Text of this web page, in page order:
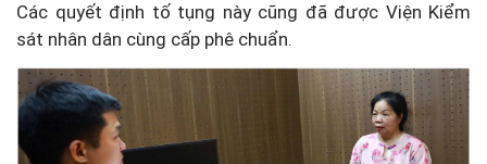
Các quyết định tố tụng này cũng đã được Viện Kiểm
sát nhân dân cùng cấp phê chuẩn.